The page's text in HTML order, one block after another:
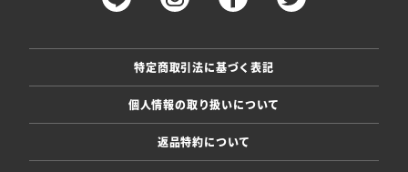
特定商取引法に基づく表記
個人情報の取り扱いについて
返品特約について